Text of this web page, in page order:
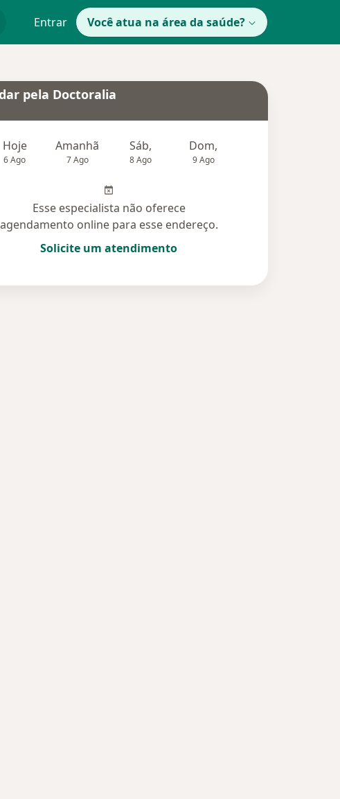
Entrar Você atua na área da saúde?
pela Doctoralia
Hoje
6 Ago
Amanhã
7 Ago
Sáb,
8 Ago
Dom,
9 Ago
Esse especialista não oferece
agendamento online para esse endereço.
Solicite um atendimento